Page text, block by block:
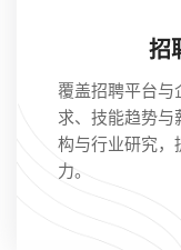
招
覆盖招聘平台与
求、技能趋势与
构与行业研究，
力。